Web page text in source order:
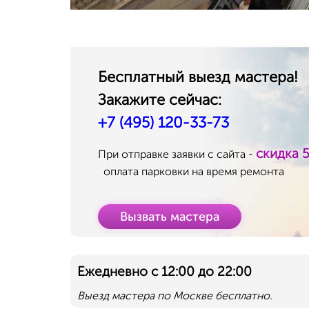
Бесплатный выезд мастера!
Закажите сейчас:
+7 (495) 120-33-73
При отправке заявки с сайта - скидка
оплата парковки на время ремонта
Вызвать мастера
Ежедневно с 12:00 до 22:00
Выезд мастера по Москве бесплатно.